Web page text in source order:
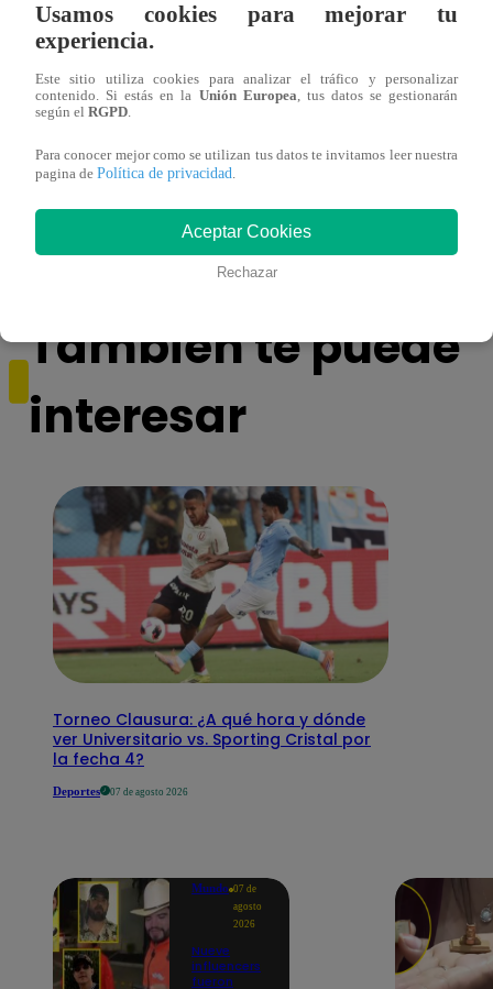
¿Por qué Nelly Rossinelli se volvió viral
antes de Navidad?
La
También te puede
interesar
Torneo Clausura: ¿A qué hora y dónde
ver Universitario vs. Sporting Cristal por
la fecha 4?
Deportes 07 de agosto 2026
Mundo 07 de
agosto
2026
Nueve
influencers
fueron
Usamos cookies para mejorar tu
experiencia.
Este sitio utiliza cookies para analizar el tráfico y personalizar
contenido. Si estás en la Unión Europea , tus datos se gestionarán
según el RGPD
Para conocer mejor como se utilizan tus datos te invitamos leer nuestra
pagina de Política de privacidad
Aceptar Cookies
Rechazar